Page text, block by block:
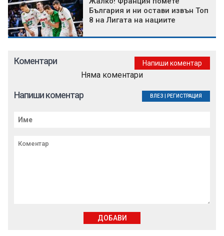
България и ни остави извън Топ
8 на Лигата на нациите
Коментари Напиши коментар
Няма коментари
Напиши коментар ВЛЕЗ РЕГИСТРАЦИЯ
ДОБАВИ